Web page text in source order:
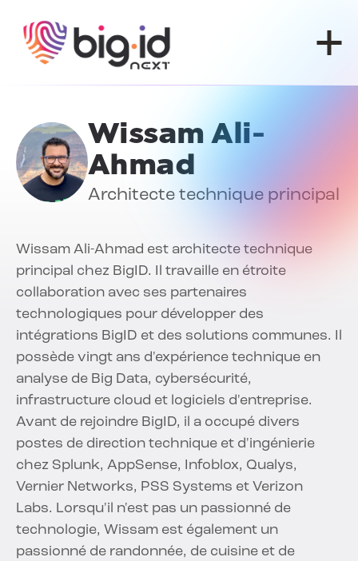
Wissam Ali-
Ahmad
Architecte technique principal
Wissam Ali-Ahmad est architecte technique
principal chez BigID. Il travaille en étroite
collaboration avec ses partenaires
technologiques pour développer des
intégrations BigID et des solutions communes. Il
possède vingt ans d'expérience technique en
analyse de Big Data, cybersécurité,
infrastructure cloud et logiciels d'entreprise.
Avant de rejoindre BigID, il a occupé divers
postes de direction technique et d'ingénierie
chez Splunk, AppSense, Infoblox, Qualys,
Vernier Networks, PSS Systems et Verizon
Labs. Lorsqu'il n'est pas un passionné de
technologie, Wissam est également un
passionné de randonnée, de cuisine et de